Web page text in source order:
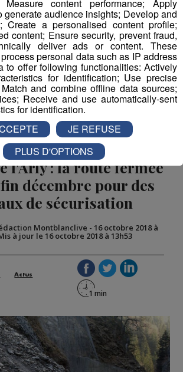
: un an de prison ferme à l'encontre du
chasseur
: 1 min
: un VTTiste de 34 ans tué par un
: 1 min
l'Arly : la route fermée
décembre pour des
de sécurisation
Montblanclive - 16 octobre 2018 à
à jour le 16 octobre 2018 à 13h53
Actus
Measure content performance; Apply
generate audience insights; Develop and
Create a personalised content profile;
content; Ensure security, prevent fraud,
deliver ads or content. These
personal data such as IP address
to offer following functionalities: Actively
for identification; Use precise
and combine offline data sources;
Receive and use automatically-sent
for identification.
JE REFUSE
PLUS D'OPTIONS